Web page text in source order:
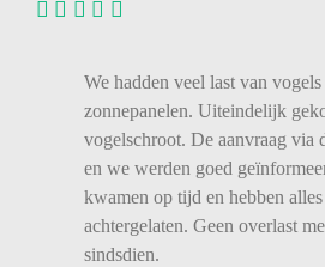
We hadden veel last van
zonnepanelen. Uiteindelijk
vogelschroot. De aanvraag via
en we werden goed
kwamen op tijd en hebben alles
achtergelaten. Geen overlast
sindsdien.